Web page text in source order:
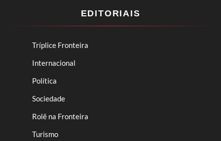
EDITORIAIS
Tríplice Fronteira
Internacional
Política
Sociedade
Rolê na Fronteira
Turismo